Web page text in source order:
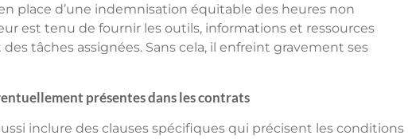
place d’une indemnisation équitable des heures non
est tenu de fournir les outils, informations et ressources
tâches assignées. Sans cela, il enfreint gravement ses
présentes dans les contrats
inclure des clauses spécifiques qui précisent les conditions